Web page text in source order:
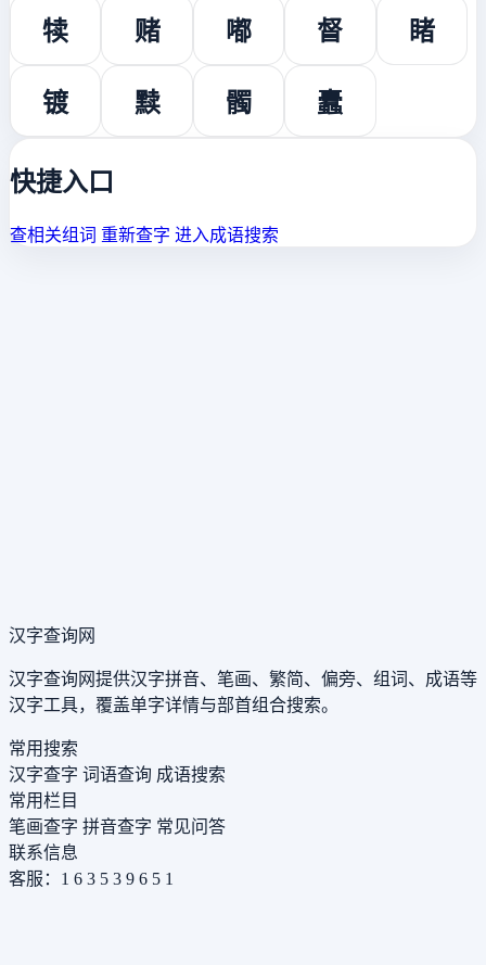
犊 赌 嘟 督 睹
镀 黩 髑 蠹
快捷入口
查相关组词 重新查字 进入成语搜索
汉字查询网
汉字查询网提供汉字拼音、笔画、繁简、偏旁、组词、成语等
汉字工具，覆盖单字详情与部首组合搜索。
常用搜索
汉字查字 词语查询 成语搜索
常用栏目
笔画查字 拼音查字 常见问答
联系信息
客服：1 6 3 5 3 9 6 5 1